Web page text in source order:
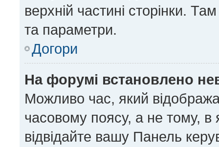
верхній частині сторінки.
та параметри.
Догори
На форумі встановлено
Можливо час, який
часовому поясу, а не тому, в
відвідайте вашу Панель